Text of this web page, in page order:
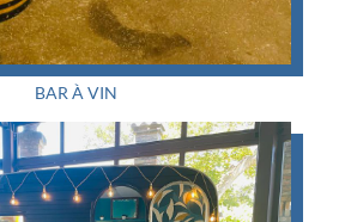
BAR À VIN